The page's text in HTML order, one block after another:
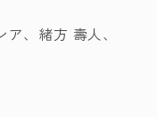
、緒方 壽人、